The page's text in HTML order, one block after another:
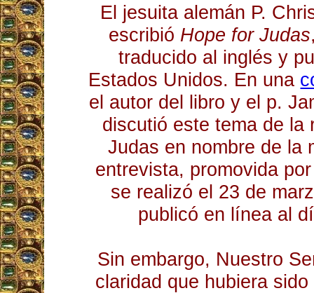
El jesuita alemán P.
escribió Hope for Judas
traducido al inglés y
Estados Unidos. En una
el autor del libro y el p.
discutió este tema de la
Judas en nombre de la
entrevista, promovida
se realizó el 23 de
publicó en línea al
Sin embargo, Nuestro
claridad que hubiera